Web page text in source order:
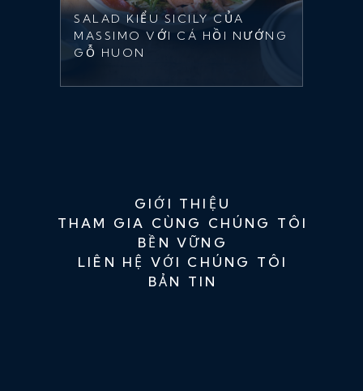
SALAD KIỂU SICILY CỦA
MASSIMO VỚI CÁ HỒI NƯỚNG
GỖ HUON
GIỚI THIỆU
THAM GIA CÙNG CHÚNG TÔI
BỀN VỮNG
LIÊN HỆ VỚI CHÚNG TÔI
BẢN TIN